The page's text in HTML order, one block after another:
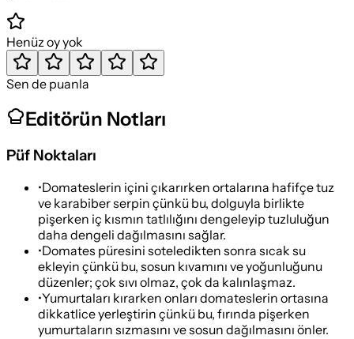
Henüz oy yok
Sen de puanla
Editörün Notları
Püf Noktaları
•Domateslerin içini çıkarırken ortalarına hafifçe tuz
ve karabiber serpin çünkü bu, dolguyla birlikte
pişerken iç kısmın tatlılığını dengeleyip tuzluluğun
daha dengeli dağılmasını sağlar.
•Domates püresini soteledikten sonra sıcak su
ekleyin çünkü bu, sosun kıvamını ve yoğunluğunu
düzenler; çok sıvı olmaz, çok da kalınlaşmaz.
•Yumurtaları kırarken onları domateslerin ortasına
dikkatlice yerleştirin çünkü bu, fırında pişerken
yumurtaların sızmasını ve sosun dağılmasını önler.